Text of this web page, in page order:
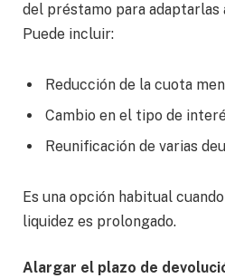
del préstamo para adaptarlas
Puede incluir:
Reducción de la cuota
Cambio en el tipo de
Reunificación de varias
Es una opción habitual
liquidez es prolongado.
Alargar el plazo de